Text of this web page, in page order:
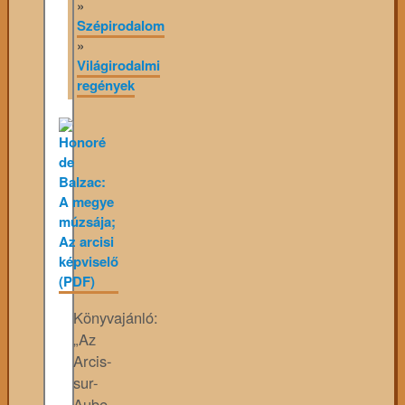
»
Szépirodalom
»
Világirodalmi
regények
Könyvajánló:
„Az
Arcis-
sur-